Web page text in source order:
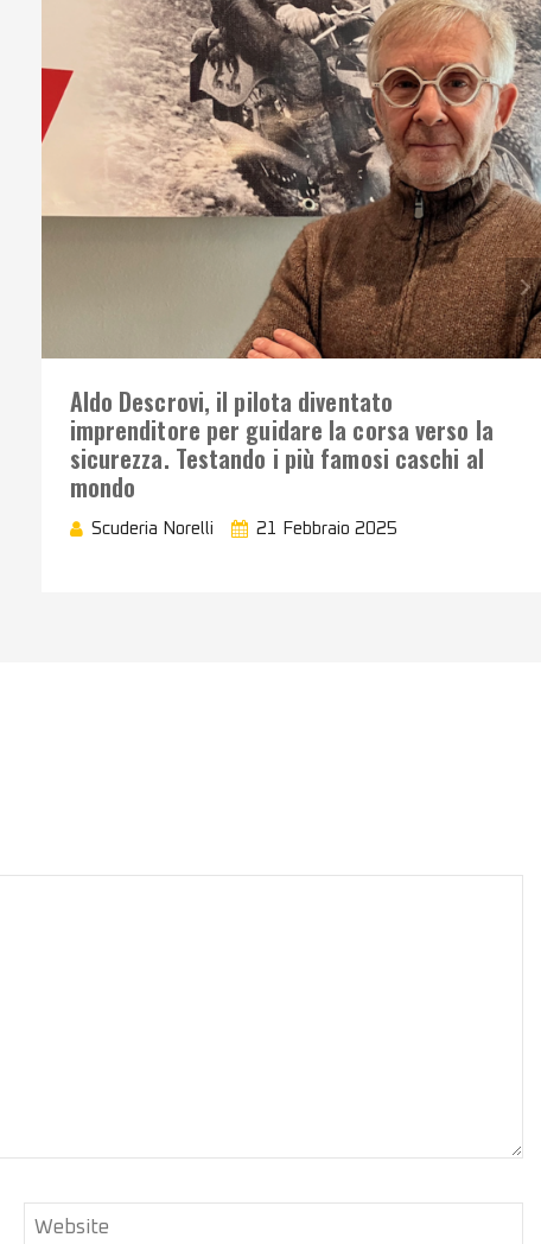
Aldo Descrovi, il pilota diventato
imprenditore per guidare la corsa verso la
sicurezza. Testando i più famosi caschi al
mondo
Scuderia Norelli 21 Febbraio 2025
Website